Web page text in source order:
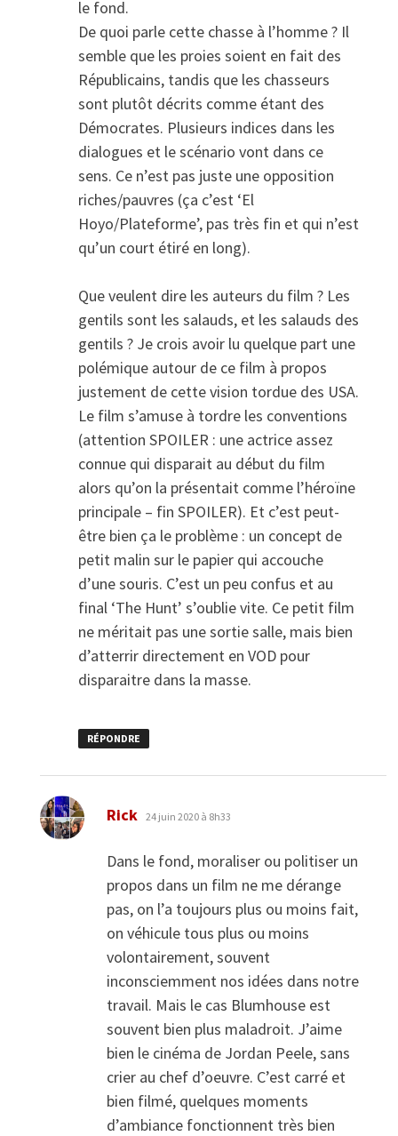
le fond.
De quoi parle cette chasse à l’homme ? Il
semble que les proies soient en fait des
Républicains, tandis que les chasseurs
sont plutôt décrits comme étant des
Démocrates. Plusieurs indices dans les
dialogues et le scénario vont dans ce
sens. Ce n’est pas juste une opposition
riches/pauvres (ça c’est ‘El
Hoyo/Plateforme’, pas très fin et qui n’est
qu’un court étiré en long).
Que veulent dire les auteurs du film ? Les
gentils sont les salauds, et les salauds des
gentils ? Je crois avoir lu quelque part une
polémique autour de ce film à propos
justement de cette vision tordue des USA.
Le film s’amuse à tordre les conventions
(attention SPOILER : une actrice assez
connue qui disparait au début du film
alors qu’on la présentait comme l’héroïne
principale – fin SPOILER). Et c’est peut-
être bien ça le problème : un concept de
petit malin sur le papier qui accouche
d’une souris. C’est un peu confus et au
final ‘The Hunt’ s’oublie vite. Ce petit film
ne méritait pas une sortie salle, mais bien
d’atterrir directement en VOD pour
disparaitre dans la masse.
RÉPONDRE
Rick dit :
24 juin 2020 à 8h33
Dans le fond, moraliser ou politiser un
propos dans un film ne me dérange
pas, on l’a toujours plus ou moins fait,
on véhicule tous plus ou moins
volontairement, souvent
inconsciemment nos idées dans notre
travail. Mais le cas Blumhouse est
souvent bien plus maladroit. J’aime
bien le cinéma de Jordan Peele, sans
crier au chef d’oeuvre. C’est carré et
bien filmé, quelques moments
d’ambiance fonctionnent très bien